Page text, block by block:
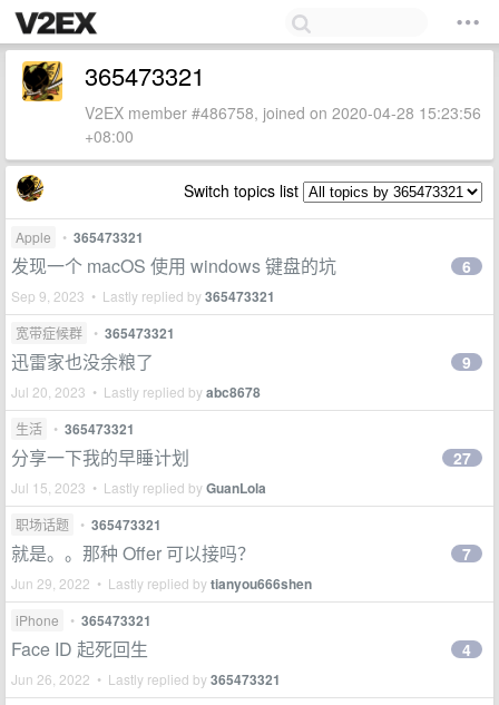
365473321
V2EX member #486758, joined on 2020-04-28 15:23:56
+08:00
Switch topics list
Apple • 365473321
发现一个 macOS 使用 windows 键盘的坑
Sep 9, 2023 • Lastly replied by365473321
6
宽带症候群 • 365473321
迅雷家也没余粮了
Jul 20, 2023 • Lastly replied byabc8678
9
生活 • 365473321
分享一下我的早睡计划
Jul 15, 2023 • Lastly replied byGuanLola
27
职场话题 • 365473321
就是。。那种 Offer 可以接吗？
Jun 29, 2022 • Lastly replied bytianyou666shen
7
iPhone • 365473321
Face ID 起死回生
Jun 26, 2022 • Lastly replied by365473321
4